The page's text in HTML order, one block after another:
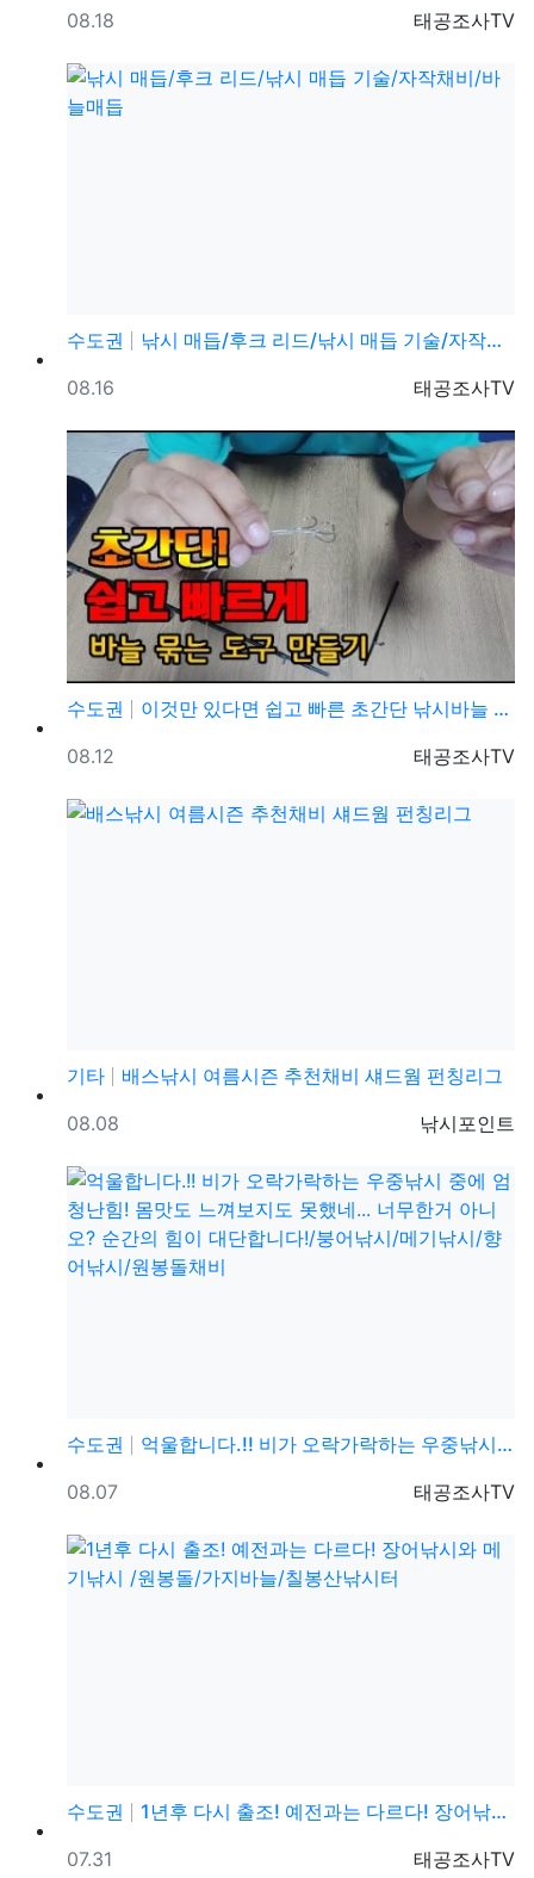
등록자
태공조사TV
등록일
08.18
수도권
낚시 매듭/후크 리드/낚시 매듭 기술/자작채비/바늘매듭
등록자
태공조사TV
등록일
08.16
수도권
이것만 있다면 쉽고 빠른 초간단 낚시바늘 묶을수 있습니…
등록자
태공조사TV
등록일
08.12
기타
배스낚시 여름시즌 추천채비 섀드웜 펀칭리그
등록자
낚시포인트
등록일
08.08
수도권
억울합니다.!! 비가 오락가락하는 우중낚시 중에 엄청난…
등록자
태공조사TV
등록일
08.07
수도권
1년후 다시 출조! 예전과는 다르다! 장어낚시와 메기낚…
등록자
태공조사TV
등록일
07.31